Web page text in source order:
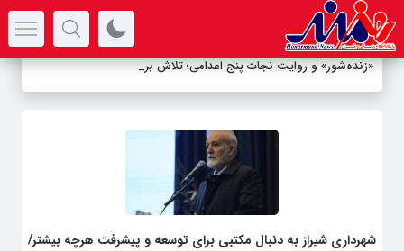
«زنده‌شور» و روایت نجات پنج اعدامی؛ تلاش برای-
شهرداری شیراز به دنبال مکتبی برای توسعه و پیشرفت هرچه بیشتر/